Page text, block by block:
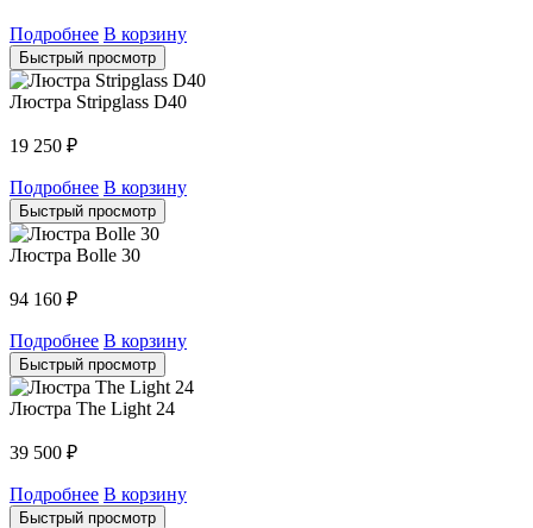
Подробнее В корзину
Быстрый просмотр
Люстра Stripglass D40
19 250 ₽
Подробнее В корзину
Быстрый просмотр
Люстра Bolle 30
94 160 ₽
Подробнее В корзину
Быстрый просмотр
Люстра The Light 24
39 500 ₽
Подробнее В корзину
Быстрый просмотр